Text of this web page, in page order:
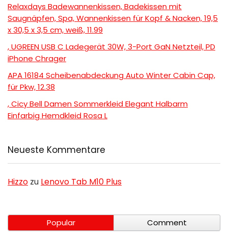
Relaxdays Badewannenkissen, Badekissen mit
Saugnäpfen, Spa, Wannenkissen für Kopf & Nacken, 19,5
x 30,5 x 3,5 cm, weiß, 11.99
, UGREEN USB C Ladegerät 30W, 3-Port GaN Netzteil, PD
iPhone Chrager
APA 16184 Scheibenabdeckung Auto Winter Cabin Cap,
für Pkw, 12.38
, Cicy Bell Damen Sommerkleid Elegant Halbarm
Einfarbig Hemdkleid Rosa L
Neueste Kommentare
Hizzo zu Lenovo Tab M10 Plus
Popular
Comment